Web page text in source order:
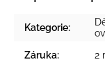
Kategorie:
Záruka: 2